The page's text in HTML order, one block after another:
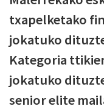
txapelketako
jokatuko
Kategoria
jokatuko
senior elite